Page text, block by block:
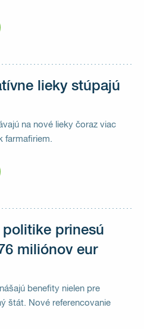
lieky stúpajú
na nové lieky čoraz viac
farmafiriem.
prinesú
miliónov eur
benefity nielen pre
štát. Nové referencovanie